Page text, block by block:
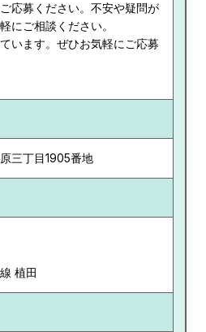
応募ください。不安や疑問が
にご相談ください。
います。ぜひお気軽にご応募
三丁目1905番地
植田